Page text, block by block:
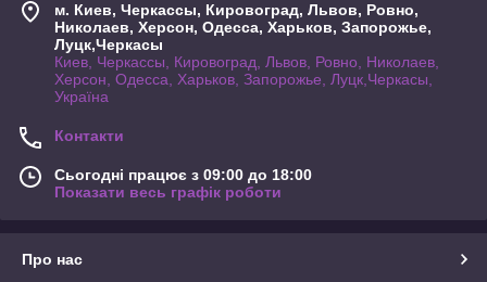
м. Киев, Черкассы, Кировоград, Львов, Ровно,
Николаев, Херсон, Одесса, Харьков, Запорожье,
Луцк,Черкасы
Киев, Черкассы, Кировоград, Львов, Ровно, Николаев,
Херсон, Одесса, Харьков, Запорожье, Луцк,Черкасы,
Україна
Контакти
Сьогодні працює з 09:00 до 18:00
Показати весь графік роботи
Про нас